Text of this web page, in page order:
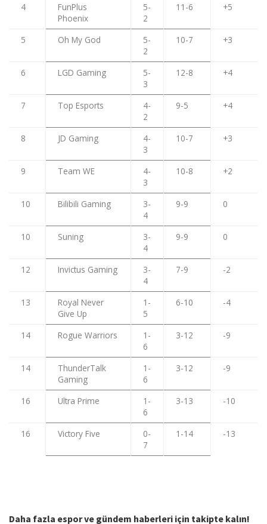
4
FunPlus
Phoenix
5-
2
11-6 +5
5 Oh My God
5-
2
10-7 +3
6 LGD Gaming
5-
3
12-8 +4
7 Top Esports
4-
2
9-5 +4
8 JD Gaming
4-
3
10-7 +3
9 Team WE
4-
3
10-8 +2
10 Bilibili Gaming
3-
4
9-9 0
10 Suning
3-
4
9-9 0
12 Invictus Gaming
3-
4
7-9 -2
13
Royal Never
Give Up
1-
5
6-10 -4
14 Rogue Warriors
1-
6
3-12 -9
14
ThunderTalk
Gaming
1-
6
3-12 -9
16 Ultra Prime
1-
6
3-13 -10
16 Victory Five
0-
7
1-14 -13
Daha fazla espor ve gündem haberleri için takipte kalın!